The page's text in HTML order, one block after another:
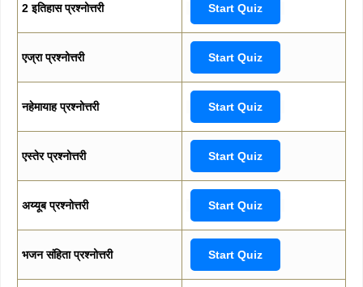
2 इतिहास प्रश्नोत्तरी Start Quiz
एज्रा प्रश्नोत्तरी Start Quiz
नहेमायाह प्रश्नोत्तरी Start Quiz
एस्तेर प्रश्नोत्तरी Start Quiz
अय्यूब प्रश्नोत्तरी Start Quiz
भजन संहिता प्रश्नोत्तरी Start Quiz